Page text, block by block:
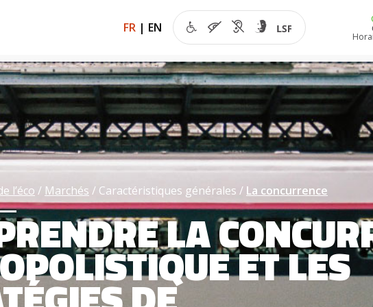
FR | EN
l’éco Marchés Caractéristiques générales La concurrence
LA
ET LES